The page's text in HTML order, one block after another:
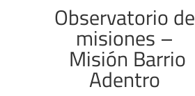
Observatorio de
misiones –
Misión Barrio
Adentro